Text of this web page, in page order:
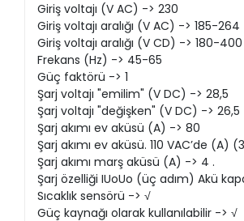
Giriş voltajı (V AC) -> 230
Giriş voltajı aralığı (V AC) -> 185-264
Giriş voltajı aralığı (V CD) -> 180-400
Frekans (Hz) -> 45-65
Güç faktörü -> 1
Şarj voltajı "emilim" (V DC) -> 28,5
Şarj voltajı "değişken" (V DC) -> 26,5
Şarj akımı ev aküsü (A) -> 80
Şarj akımı ev aküsü. 110 VAC’de (A)
Şarj akımı marş aküsü (A) -> 4 .
Şarj özelliği IUoUo (üç adım) Akü
Sıcaklık sensörü -> √
Güç kaynağı olarak kullanılabilir -> √